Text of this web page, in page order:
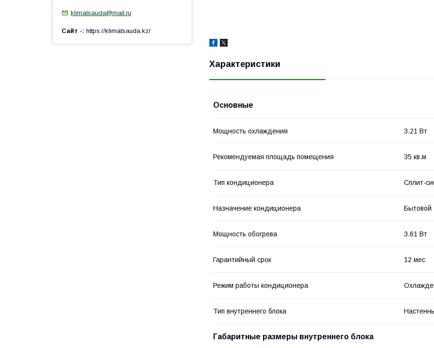
Характеристики
Основные
Мощность охлаждения 3.21 Вт
Рекомендуемая площадь помещения 35 кв.м
Тип кондиционера Сплит-
Назначение кондиционера Бытовой
Мощность обогрева 3.61 Вт
Гарантийный срок 12 мес
Режим работы кондиционера
Тип внутреннего блока
Габаритные размеры внутреннего блока
klimatsauda@mail.ru
Сайт - https://klimatsauda.kz/